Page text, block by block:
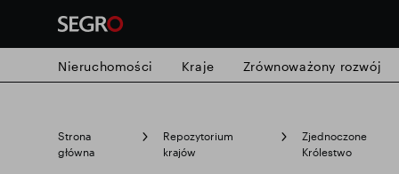
Submit
for
Nieruchomości Kraje Zrównoważony rozwój
Strona
główna
Repozytorium
krajów
Zjednoczone
Królestwo